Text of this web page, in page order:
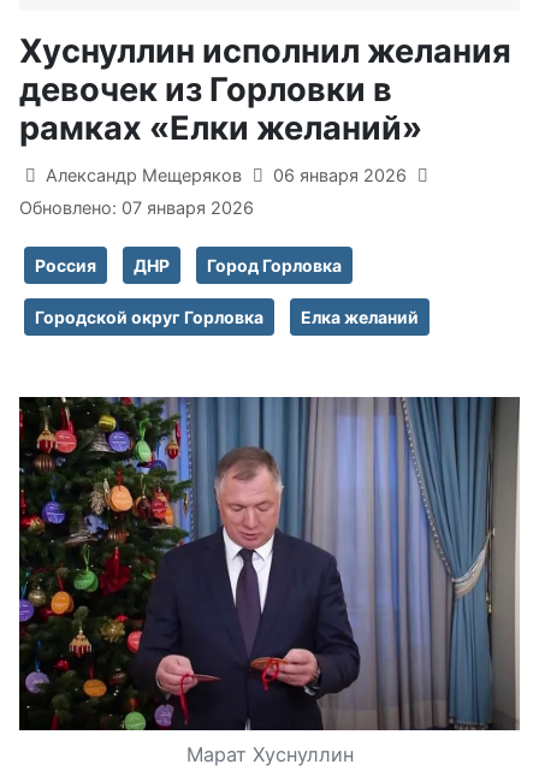
Хуснуллин исполнил желания
девочек из Горловки в
рамках «Елки желаний»
Информация о материале
Александр Мещеряков
06 января 2026
Обновлено: 07 января 2026
Россия ДНР Город Горловка
Городской округ Горловка Елка желаний
Марат Хуснуллин